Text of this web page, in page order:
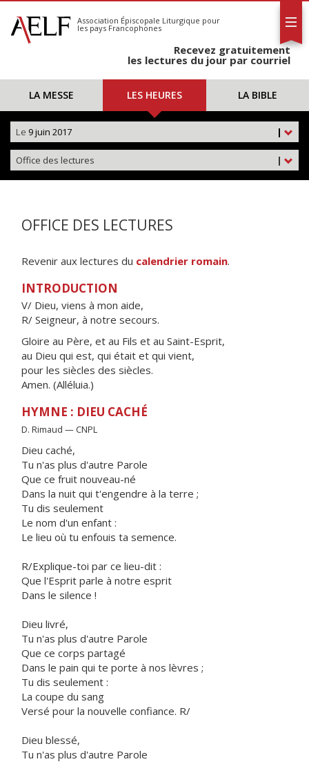
S'abonner
Calendrier
Association Épiscopale Liturgique pour
les pays Francophones
Recevez gratuitement
les lectures du jour par courriel
LA MESSE LES HEURES LA BIBLE
|
Le 9 juin 2017
|
Office des lectures
OFFICE DES LECTURES
Revenir aux lectures du calendrier romain.
INTRODUCTION
V/ Dieu, viens à mon aide,
R/ Seigneur, à notre secours.
Gloire au Père, et au Fils et au Saint-Esprit,
au Dieu qui est, qui était et qui vient,
pour les siècles des siècles.
Amen. (Alléluia.)
HYMNE : DIEU CACHÉ
D. Rimaud — CNPL
Dieu caché,
Tu n'as plus d'autre Parole
Que ce fruit nouveau-né
Dans la nuit qui t'engendre à la terre ;
Tu dis seulement
Le nom d'un enfant :
Le lieu où tu enfouis ta semence.
R/Explique-toi par ce lieu-dit :
Que l'Esprit parle à notre esprit
Dans le silence !
Dieu livré,
Tu n'as plus d'autre Parole
Que ce corps partagé
Dans le pain qui te porte à nos lèvres ;
Tu dis seulement :
La coupe du sang
Versé pour la nouvelle confiance. R/
Dieu blessé,
Tu n'as plus d'autre Parole